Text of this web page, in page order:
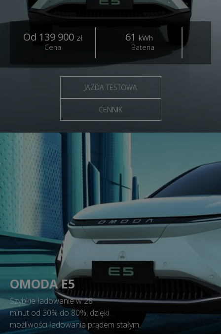
Od 139 900 zł
Cena
61 kWh
Bateria
JAZDA TESTOWA
CENNIK
OMODA E5
Szybkie ładowanie w 28
minut od 30% do 80%, dzięki
możliwości ładowania prądem stałym.